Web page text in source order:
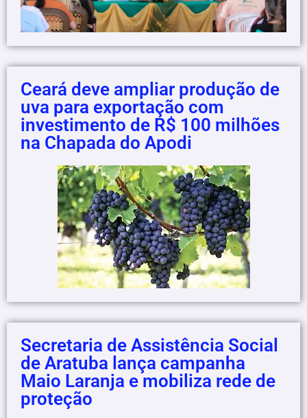
Ceará deve ampliar produção de
uva para exportação com
investimento de R$ 100 milhões
na Chapada do Apodi
Secretaria de Assistência Social
de Aratuba lança campanha
Maio Laranja e mobiliza rede de
proteção